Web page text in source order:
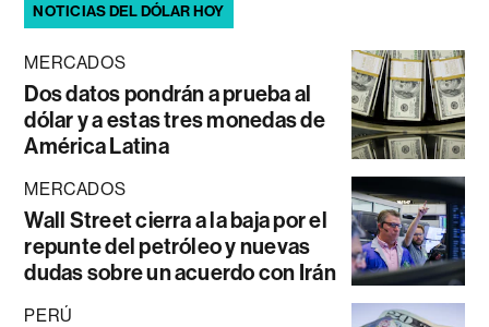
NOTICIAS DEL DÓLAR HOY
MERCADOS
Dos datos pondrán a prueba al
dólar y a estas tres monedas de
América Latina
MERCADOS
Wall Street cierra a la baja por el
repunte del petróleo y nuevas
dudas sobre un acuerdo con Irán
PERÚ